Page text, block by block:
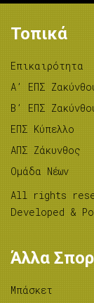
Τοπικά
Επικαιρότητα
A’ ΕΠΣ
B’ ΕΠΣ
ΕΠΣ Κύπελλο
ΑΠΣ Ζάκυνθος
Ομάδα Νέων
All rights
Developed &
Άλλα Σπορ
Μπάσκετ